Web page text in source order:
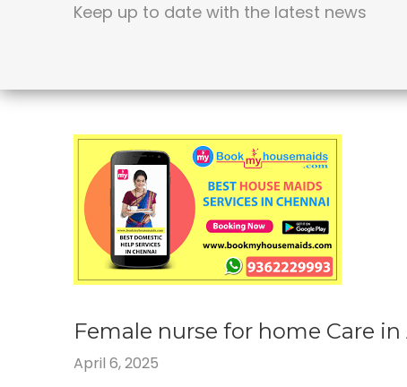
Keep up to date with the latest news
Female nurse for home Care
April 6, 2025